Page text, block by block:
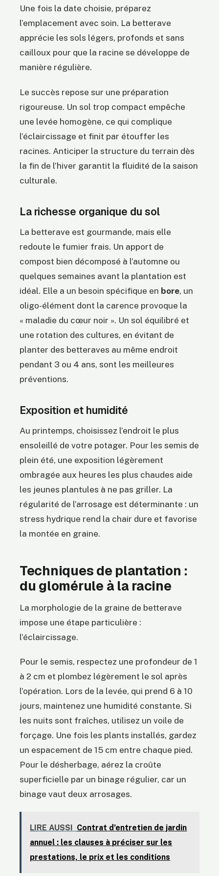
Une fois la date choisie, préparez
l’emplacement avec soin. La betterave
apprécie les sols légers, profonds et sans
cailloux pour que la racine se développe de
manière régulière.
Le succès repose sur une préparation
rigoureuse. Un sol trop compact empêche
une levée homogène, ce qui complique
l’éclaircissage et finit par étouffer les
racines. Anticiper la structure du terrain dès
la fin de l’hiver garantit la fluidité de la saison
culturale.
La richesse organique du sol
La betterave est gourmande, mais elle
redoute le fumier frais. Un apport de
compost bien décomposé à l’automne ou
quelques semaines avant la plantation est
idéal. Elle a un besoin spécifique en bore, un
oligo-élément dont la carence provoque la
« maladie du cœur noir ». Un sol équilibré et
une rotation des cultures, en évitant de
planter des betteraves au même endroit
pendant 3 ou 4 ans, sont les meilleures
préventions.
Exposition et humidité
Au printemps, choisissez l’endroit le plus
ensoleillé de votre potager. Pour les semis de
plein été, une exposition légèrement
ombragée aux heures les plus chaudes aide
les jeunes plantules à ne pas griller. La
régularité de l’arrosage est déterminante : un
stress hydrique rend la chair dure et favorise
la montée en graine.
Techniques de plantation :
du glomérule à la racine
La morphologie de la graine de betterave
impose une étape particulière :
l’éclaircissage.
Pour le semis, respectez une profondeur de 1
à 2 cm et plombez légèrement le sol après
l’opération. Lors de la levée, qui prend 6 à 10
jours, maintenez une humidité constante. Si
les nuits sont fraîches, utilisez un voile de
forçage. Une fois les plants installés, gardez
un espacement de 15 cm entre chaque pied.
Pour le désherbage, aérez la croûte
superficielle par un binage régulier, car un
binage vaut deux arrosages.
LIRE AUSSI
Contrat d’entretien de jardin
annuel : les clauses à préciser sur les
prestations, le prix et les conditions